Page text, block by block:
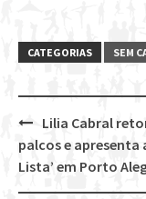
CATEGORIAS SEM
Post
navigation
Lilia Cabral
palcos e apresenta
Lista’ em Porto